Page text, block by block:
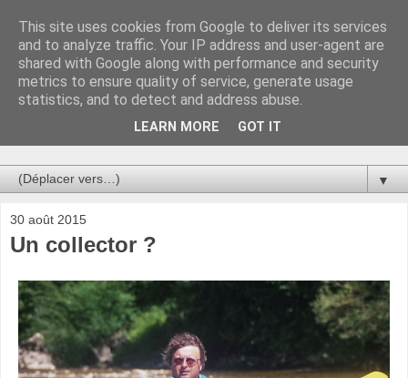
Au bistro !
La connerie étant le seul chemin susceptible de nous faire
entrevoir une parcelle de vérité, utilisons la par des moyens
de communication efficaces. Le temps qu'on remplisse nos
▼
30 août 2015
Un collector ?
This site uses cookies from Google to deliver its services
and to analyze traffic. Your IP address and user-agent are
shared with Google along with performance and security
metrics to ensure quality of service, generate usage
statistics, and to detect and address abuse.
LEARN MORE GOT IT